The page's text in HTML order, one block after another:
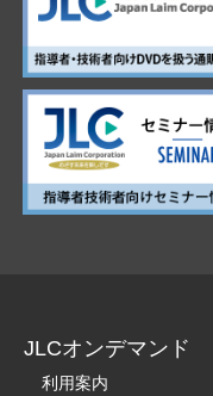
JLCオンデマンド
利用案内